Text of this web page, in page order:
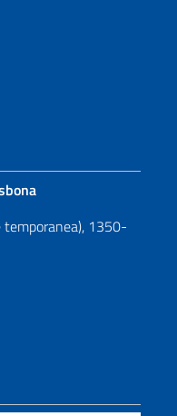
1350-